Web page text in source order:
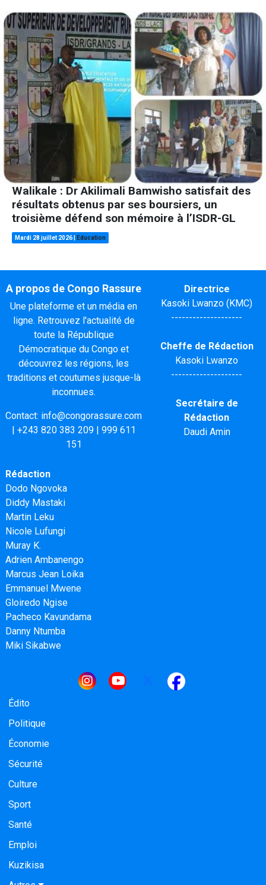
Walikale : Dr Akilimali Bamwisho satisfait des
résultats obtenus par ses boursiers, un
troisième défend son mémoire à l’ISDR-GL
Mardi 28 juillet 2026 Education
A propos de Congo Rassure
Une plateforme et un média en
ligne. Retrouvez l'actualité de
toute la République
Démocratique du Congo et
découvrez les régions, les
traditions et coutumes jusque-là
inconnues.
Contact: info@congorassure.com
| +243 820 383 209| 999 611
151
Directrice
Kasoki Lwanzo (KMC)
--------------------
Cheffe de Rédaction
Kasoki Lwanzo
--------------------
Secrétaire de
Rédaction
Daudi Amin
Rédaction
Dodo Ngovoka
Diddy Mastaki
Martin Leku
Nicole Lufungi
Muray K.
Adrien Ambanengo
Marcus Jean Loika
Emmanuel Mwene
Gloiredo Ngise
Pacheco Kavundama
Danny Ntumba
Miki Sikabwe
Navigation principale
Édito
Politique
Économie
Sécurité
Culture
Sport
Santé
Emploi
Kuzikisa